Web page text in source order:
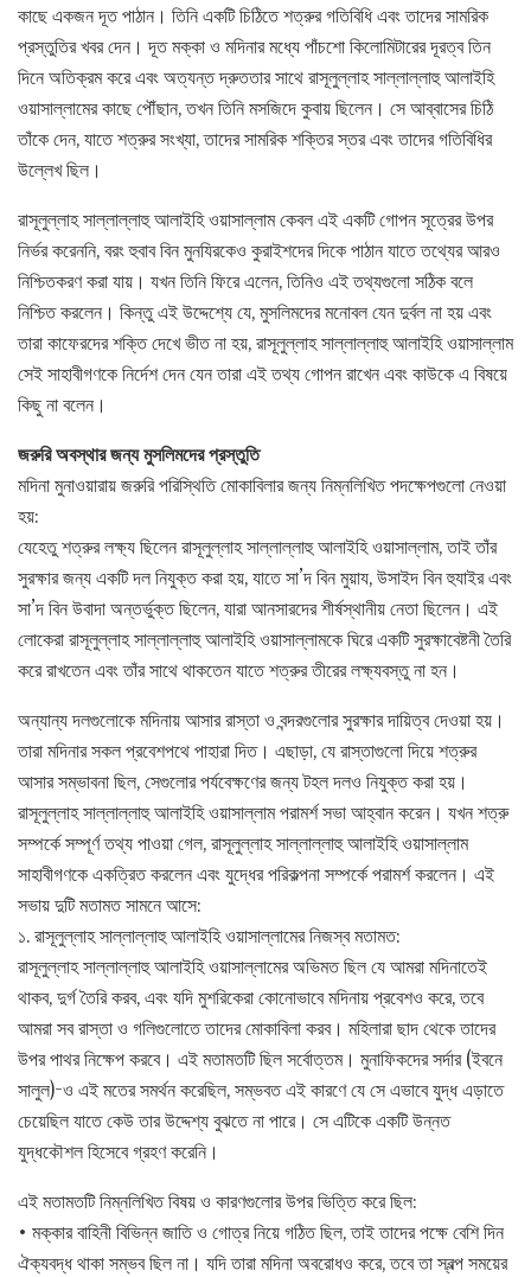
কাছে একজন দূত পাঠান। তিনি একটি চিঠিতে শত্রুর গতিবিধি এবং তাদের সামরিক
প্রস্তুতির খবর দেন। দূত মক্কা ও মদিনার মধ্যে পাঁচশো কিলোমিটারের দূরত্ব তিন
দিনে অতিক্রম করে এবং অত্যন্ত দ্রুততার সাথে রাসূলুল্লাহ সাল্লাল্লাহু আলাইহি
ওয়াসাল্লামের কাছে পৌঁছান, তখন তিনি মসজিদে কুবায় ছিলেন। সে আব্বাসের চিঠি
তাঁকে দেন, যাতে শত্রুর সংখ্যা, তাদের সামরিক শক্তির স্তর এবং তাদের গতিবিধির
উল্লেখ ছিল।
রাসূলুল্লাহ সাল্লাল্লাহু আলাইহি ওয়াসাল্লাম কেবল এই একটি গোপন সূত্রের উপর
নির্ভর করেননি, বরং হুবাব বিন মুনযিরকেও কুরাইশদের দিকে পাঠান যাতে তথ্যের আরও
নিশ্চিতকরণ করা যায়। যখন তিনি ফিরে এলেন, তিনিও এই তথ্যগুলো সঠিক বলে
নিশ্চিত করলেন। কিন্তু এই উদ্দেশ্যে যে, মুসলিমদের মনোবল যেন দুর্বল না হয় এবং
তারা কাফেরদের শক্তি দেখে ভীত না হয়, রাসূলুল্লাহ সাল্লাল্লাহু আলাইহি ওয়াসাল্লাম
সেই সাহাবীগণকে নির্দেশ দেন যেন তারা এই তথ্য গোপন রাখেন এবং কাউকে এ বিষয়ে
কিছু না বলেন।
জরুরি অবস্থার জন্য মুসলিমদের প্রস্তুতি
মদিনা মুনাওয়ারায় জরুরি পরিস্থিতি মোকাবিলার জন্য নিম্নলিখিত পদক্ষেপগুলো নেওয়া
হয়:
যেহেতু শত্রুর লক্ষ্য ছিলেন রাসূলুল্লাহ সাল্লাল্লাহু আলাইহি ওয়াসাল্লাম, তাই তাঁর
সুরক্ষার জন্য একটি দল নিযুক্ত করা হয়, যাতে সা’দ বিন মুয়ায, উসাইদ বিন হুযাইর এবং
সা’দ বিন উবাদা অন্তর্ভুক্ত ছিলেন, যারা আনসারদের শীর্ষস্থানীয় নেতা ছিলেন। এই
লোকেরা রাসূলুল্লাহ সাল্লাল্লাহু আলাইহি ওয়াসাল্লামকে ঘিরে একটি সুরক্ষাবেষ্টনী তৈরি
করে রাখতেন এবং তাঁর সাথে থাকতেন যাতে শত্রুর তীরের লক্ষ্যবস্তু না হন।
অন্যান্য দলগুলোকে মদিনায় আসার রাস্তা ও বন্দরগুলোর সুরক্ষার দায়িত্ব দেওয়া হয়।
তারা মদিনার সকল প্রবেশপথে পাহারা দিত। এছাড়া, যে রাস্তাগুলো দিয়ে শত্রুর
আসার সম্ভাবনা ছিল, সেগুলোর পর্যবেক্ষণের জন্য টহল দলও নিযুক্ত করা হয়।
রাসূলুল্লাহ সাল্লাল্লাহু আলাইহি ওয়াসাল্লাম পরামর্শ সভা আহ্বান করেন। যখন শত্রু
সম্পর্কে সম্পূর্ণ তথ্য পাওয়া গেল, রাসূলুল্লাহ সাল্লাল্লাহু আলাইহি ওয়াসাল্লাম
সাহাবীগণকে একত্রিত করলেন এবং যুদ্ধের পরিকল্পনা সম্পর্কে পরামর্শ করলেন। এই
সভায় দুটি মতামত সামনে আসে:
১. রাসূলুল্লাহ সাল্লাল্লাহু আলাইহি ওয়াসাল্লামের নিজস্ব মতামত:
রাসূলুল্লাহ সাল্লাল্লাহু আলাইহি ওয়াসাল্লামের অভিমত ছিল যে আমরা মদিনাতেই
থাকব, দুর্গ তৈরি করব, এবং যদি মুশরিকেরা কোনোভাবে মদিনায় প্রবেশও করে, তবে
আমরা সব রাস্তা ও গলিগুলোতে তাদের মোকাবিলা করব। মহিলারা ছাদ থেকে তাদের
উপর পাথর নিক্ষেপ করবে। এই মতামতটি ছিল সর্বোত্তম। মুনাফিকদের সর্দার (ইবনে
সালুল)-ও এই মতের সমর্থন করেছিল, সম্ভবত এই কারণে যে সে এভাবে যুদ্ধ এড়াতে
চেয়েছিল যাতে কেউ তার উদ্দেশ্য বুঝতে না পারে। সে এটিকে একটি উন্নত
যুদ্ধকৌশল হিসেবে গ্রহণ করেনি।
এই মতামতটি নিম্নলিখিত বিষয় ও কারণগুলোর উপর ভিত্তি করে ছিল:
• মক্কার বাহিনী বিভিন্ন জাতি ও গোত্র নিয়ে গঠিত ছিল, তাই তাদের পক্ষে বেশি দিন
ঐক্যবদ্ধ থাকা সম্ভব ছিল না। যদি তারা মদিনা অবরোধও করে, তবে তা স্বল্প সময়ের